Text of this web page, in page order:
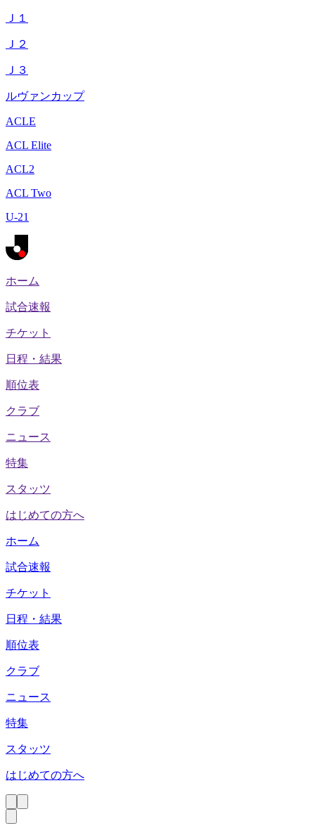
Ｊ１
Ｊ２
Ｊ３
ルヴァンカップ
ACLE
ACL Elite
ACL2
ACL Two
U-21
ホーム
試合速報
チケット
日程・結果
順位表
クラブ
ニュース
特集
スタッツ
はじめての方へ
ホーム
試合速報
チケット
日程・結果
順位表
クラブ
ニュース
特集
スタッツ
はじめての方へ